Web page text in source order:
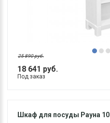
18 641 руб.
25 890 руб.
Под заказ
Шкаф для посуды Рауна 10